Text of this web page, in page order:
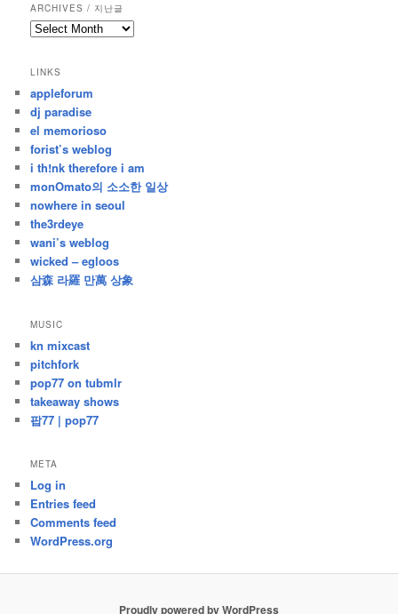
ARCHIVES / 지난글
archives
난
글
LINKS
appleforum
dj paradise
el memorioso
forist’s weblog
i th!nk therefore i am
monOmato의 소소한 일상
nowhere in seoul
the3rdeye
wani’s weblog
wicked – egloos
삼森 라羅 만萬 상象
MUSIC
kn mixcast
pitchfork
pop77 on tubmlr
takeaway shows
팝77 | pop77
META
Log in
Entries feed
Comments feed
WordPress.org
Proudly powered by WordPress